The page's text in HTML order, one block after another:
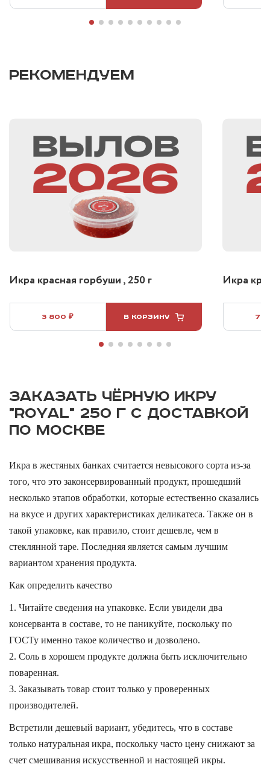
РЕКОМЕНДУЕМ
Икра красная горбуши , 250 г
3 800 ₽ В КОРЗИНУ
Икра
7
ЗАКАЗАТЬ ЧЁРНУЮ ИКРУ
"ROYAL" 250 Г С ДОСТАВКОЙ
ПО МОСКВЕ
Икра в жестяных банках считается невысокого сорта из-за
того, что это законсервированный продукт, прошедший
несколько этапов обработки, которые естественно сказались
на вкусе и других характеристиках деликатеса. Также он в
такой упаковке, как правило, стоит дешевле, чем в
стеклянной таре. Последняя является самым лучшим
вариантом хранения продукта.
Как определить качество
Читайте сведения на упаковке. Если увидели два
консерванта в составе, то не паникуйте, поскольку по
ГОСТу именно такое количество и дозволено.
Соль в хорошем продукте должна быть исключительно
поваренная.
Заказывать товар стоит только у проверенных
производителей.
Встретили дешевый вариант, убедитесь, что в составе
только натуральная икра, поскольку часто цену снижают за
счет смешивания искусственной и настоящей икры.